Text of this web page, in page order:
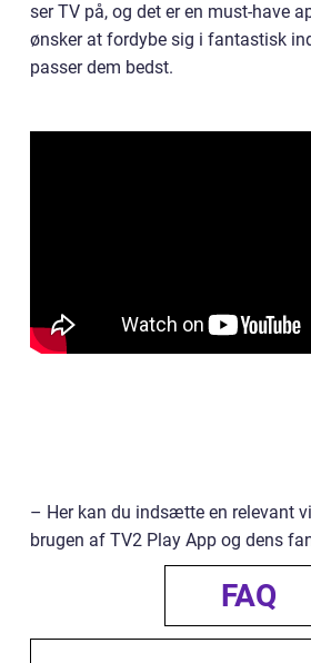
ser TV på, og det er en must-have
ønsker at fordybe sig i fantastisk
passer dem bedst.
– Her kan du indsætte en relevant
brugen af TV2 Play App og dens
FAQ